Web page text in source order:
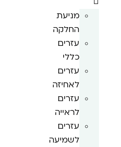
מניעת
החלקה
עזרים
כללי
עזרים
לאחיזה
עזרים
לראייה
עזרים
לשמיעה